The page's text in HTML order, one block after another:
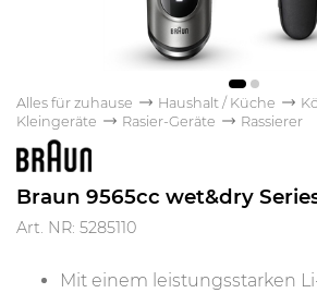
Alles für zuhause Haushalt / Küche
Kleingeräte
Rasier-Geräte Rassierer
Braun 9565cc wet&dry
Art. NR: 5285110
Mit einem leistungsstarken